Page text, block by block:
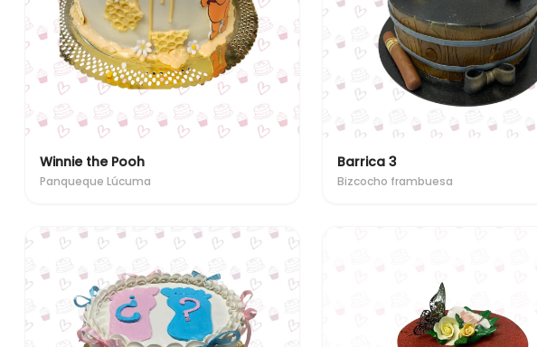
Winnie the Pooh
Panqueque Lúcuma
Barrica 3
Bizcocho frambuesa